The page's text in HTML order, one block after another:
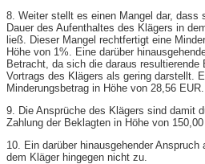
8. Weiter stellt es einen Mangel dar, dass
Dauer des Aufenthaltes des Klägers in
ließ. Dieser Mangel rechtfertigt eine
Höhe von 1%. Eine darüber
Betracht, da sich die daraus resultierende
Vortrags des Klägers als gering darstellt.
Minderungsbetrag in Höhe von 28,56 EUR.
9. Die Ansprüche des Klägers sind damit
Zahlung der Beklagten in Höhe von
10. Ein darüber hinausgehender
dem Kläger hingegen nicht zu.